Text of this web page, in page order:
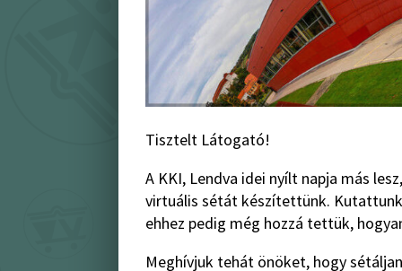
Tisztelt Látogató!
A KKI, Lendva idei nyílt napja más
virtuális sétát készítettünk.
ehhez pedig még hozzá tettük,
Meghívjuk tehát önöket, hogy